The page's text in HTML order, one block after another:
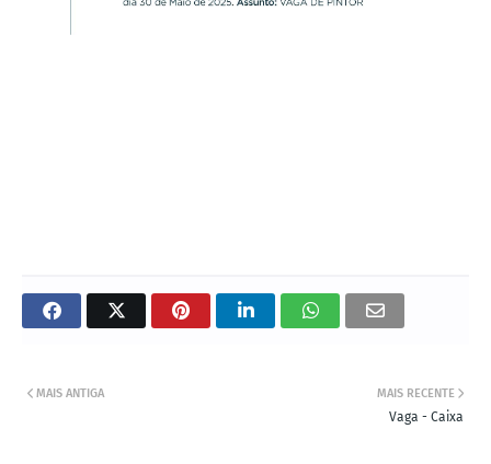
MAIS RECENTE
Vaga - Caixa
MAIS ANTIGA